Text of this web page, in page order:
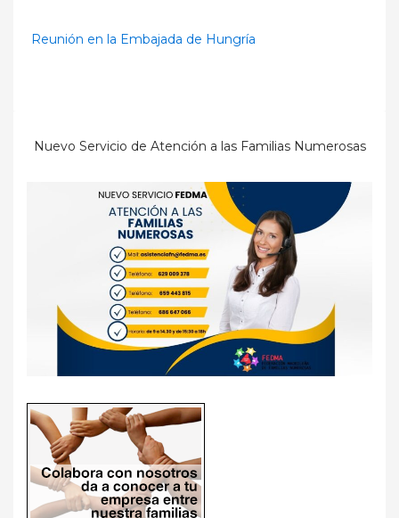
Reunión en la Embajada de Hungría
Nuevo Servicio de Atención a las Familias Numerosas